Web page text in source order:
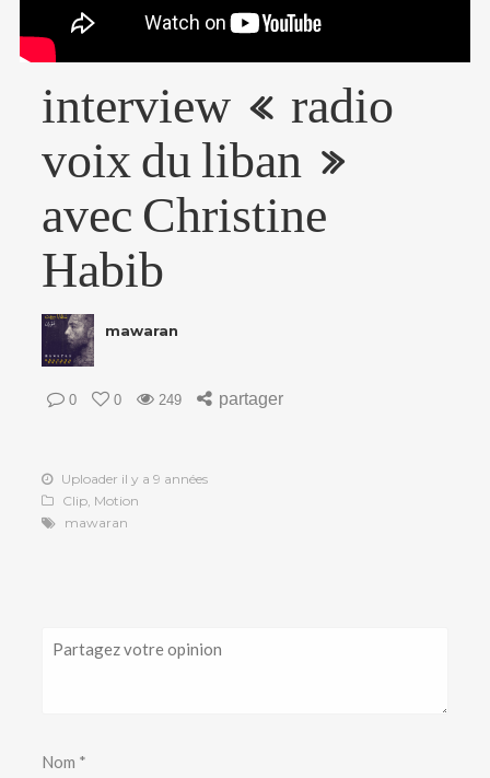
interview « radio
voix du liban »
avec Christine
Habib
mawaran
0 0 249 partager
Uploader il y a 9 années
Clip, Motion
mawaran
Nom *